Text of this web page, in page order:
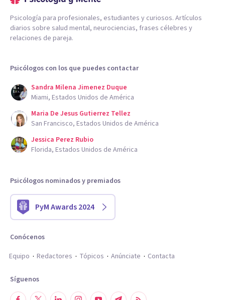
Psicología para profesionales, estudiantes y curiosos. Artículos
diarios sobre salud mental, neurociencias, frases célebres y
relaciones de pareja.
Psicólogos con los que puedes contactar
Sandra Milena Jimenez Duque
Miami, Estados Unidos de América
Maria De Jesus Gutierrez Tellez
San Francisco, Estados Unidos de América
Jessica Perez Rubio
Florida, Estados Unidos de América
Psicólogos nominados y premiados
PyM Awards 2024
Conócenos
Equipo
Redactores Tópicos Anúnciate Contacta
Síguenos